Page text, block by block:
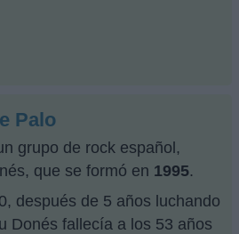
Palo
grupo de rock español,
que se formó en 1995.
después de 5 años luchando
Donés fallecía a los 53 años